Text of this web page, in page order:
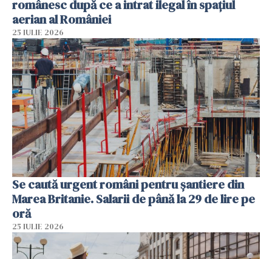
românesc după ce a intrat ilegal în spațiul
aerian al României
25 IULIE 2026
Se caută urgent români pentru șantiere din
Marea Britanie. Salarii de până la 29 de lire pe
oră
25 IULIE 2026